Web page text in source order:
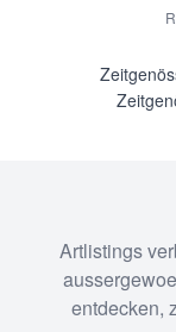
Artlistings
entdecken,